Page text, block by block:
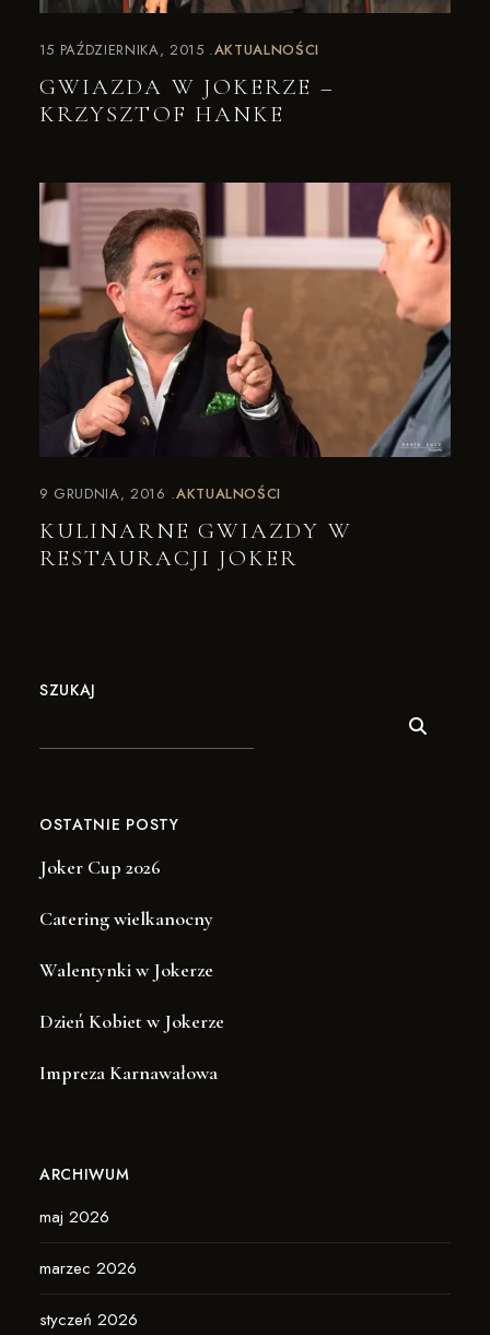
15 PAŹDZIERNIKA, 2015 AKTUALNOŚCI
GWIAZDA W JOKERZE –
KRZYSZTOF HANKE
9 GRUDNIA, 2016 AKTUALNOŚCI
KULINARNE GWIAZDY W
RESTAURACJI JOKER
SZUKAJ
OSTATNIE POSTY
Joker Cup 2026
Catering wielkanocny
Walentynki w Jokerze
Dzień Kobiet w Jokerze
Impreza Karnawałowa
ARCHIWUM
maj 2026
marzec 2026
styczeń 2026